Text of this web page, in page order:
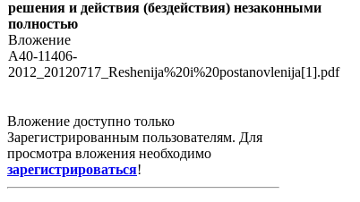
решения и действия (бездействия) незаконными
полностью
Вложение
A40-11406-
2012_20120717_Reshenija%20i%20postanovlenija[1].pdf
Вложение доступно только
Зарегистрированным пользователям. Для
просмотра вложения необходимо
зарегистрироваться!